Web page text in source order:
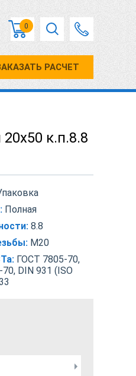
0
РАСЧЕТ
к.п.8.8
Полная
8.8
М20
ГОСТ 7805-70,
DIN 931 (ISO